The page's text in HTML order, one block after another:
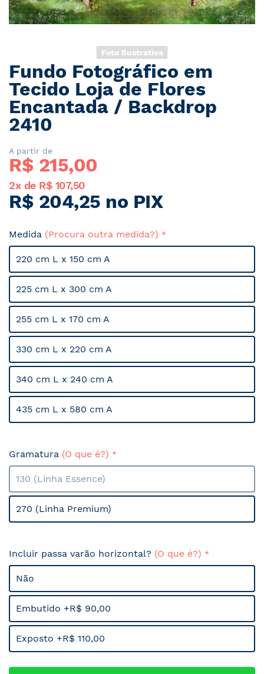
Foto Ilustrativa
Saltar
para
o
início
da
Galeria
de
imagens
Fundo Fotográfico em
Tecido Loja de Flores
Encantada / Backdrop
2410
A partir de
R$ 215,00
2x de R$ 107,50
R$ 204,25 no PIX
Medida (Procura outra medida?)
220 cm L x 150 cm A
225 cm L x 300 cm A
255 cm L x 170 cm A
330 cm L x 220 cm A
340 cm L x 240 cm A
435 cm L x 580 cm A
Gramatura (O que é?)
130 (Linha Essence)
270 (Linha Premium)
Incluir passa varão horizontal? (O que é?)
Não
Embutido +R$ 90,00
Exposto +R$ 110,00